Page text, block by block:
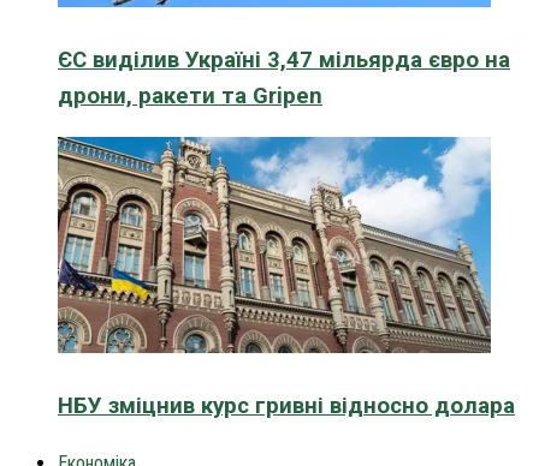
ЄС виділив Україні 3,47 мільярда євро на
дрони, ракети та Gripen
НБУ зміцнив курс гривні відносно долара